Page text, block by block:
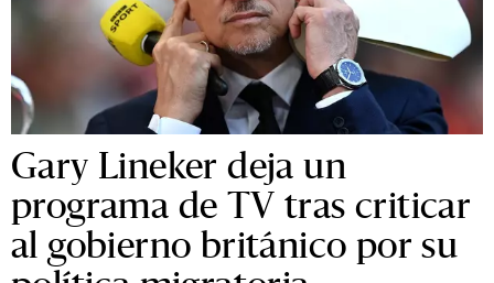
Gary Lineker deja un
programa de TV tras criticar
al gobierno británico por su